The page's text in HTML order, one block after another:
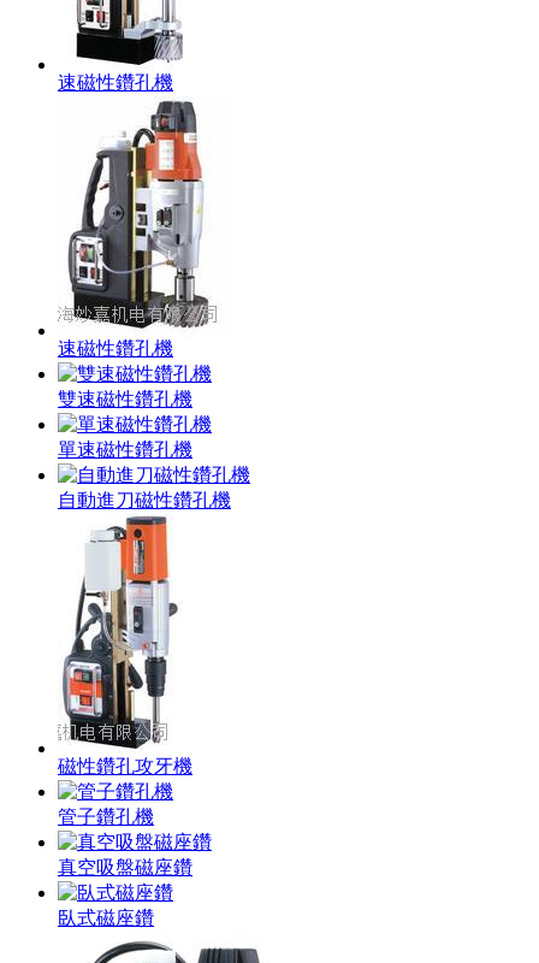
速磁性鑽孔機
速磁性鑽孔機
雙速磁性鑽孔機
單速磁性鑽孔機
自動進刀磁性鑽孔機
磁性鑽孔攻牙機
管子鑽孔機
真空吸盤磁座鑽
臥式磁座鑽